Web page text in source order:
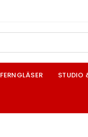
FERNGLÄSER STUDIO